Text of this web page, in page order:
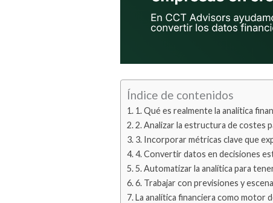
Índice de contenidos
1. Qué es realmente la analítica
2. Analizar la estructura de costes
3. Incorporar métricas clave que
4. Convertir datos en decisiones
5. Automatizar la analítica para
6. Trabajar con previsiones y
La analítica financiera como motor